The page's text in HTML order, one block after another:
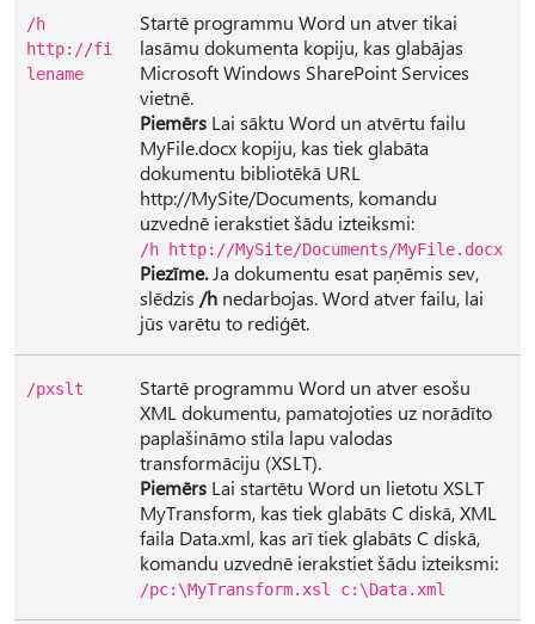
/h
http://fi
lename
Startē programmu Word un atver tikai
lasāmu dokumenta kopiju, kas glabājas
Microsoft Windows SharePoint Services
vietnē.
Piemērs Lai sāktu Word un atvērtu failu
MyFile.docx kopiju, kas tiek glabāta
dokumentu bibliotēkā URL
http://MySite/Documents, komandu
uzvednē ierakstiet šādu izteiksmi:
/h http://MySite/Documents/MyFile.docx
Piezīme.Ja dokumentu esat paņēmis sev,
slēdzis /h nedarbojas. Word atver failu, lai
jūs varētu to rediģēt.
/pxslt
Startē programmu Word un atver esošu
XML dokumentu, pamatojoties uz norādīto
paplašināmo stila lapu valodas
transformāciju (XSLT).
Piemērs Lai startētu Word un lietotu XSLT
MyTransform, kas tiek glabāts C diskā, XML
faila Data.xml, kas arī tiek glabāts C diskā,
komandu uzvednē ierakstiet šādu izteiksmi:
/pc:\MyTransform.xsl c:\Data.xml